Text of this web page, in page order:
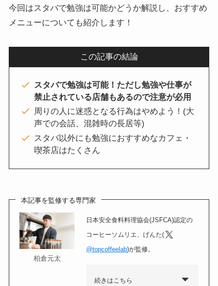
今回はスタバで勉強は可能かどうか解説し、おすすめ
メニューについても紹介します！
この記事の結論
スタバで勉強は可能！ただし勉強や仕事が
禁止されている店舗もあるので注意が必用
周りの人に迷惑となる行為はやめよう！(大
声での会話、混雑時の長居等)
スタバ以外にも勉強におすすめなカフェ・
喫茶店はたくさん
本記事を監修する専門家
柏倉元太
日本安全食料料理協会(JSFCA)認定の
コーヒーソムリエ、げんた(
@topcoffeelab)が監修。
続きはこちら